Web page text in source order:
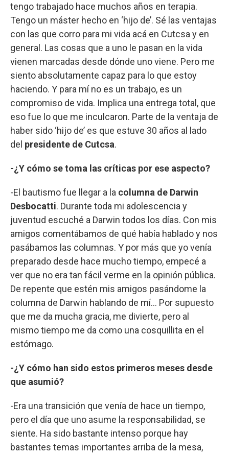
tengo trabajado hace muchos años en terapia.
Tengo un máster hecho en ‘hijo de’. Sé las ventajas
con las que corro para mi vida acá en Cutcsa y en
general. Las cosas que a uno le pasan en la vida
vienen marcadas desde dónde uno viene. Pero me
siento absolutamente capaz para lo que estoy
haciendo. Y para mí no es un trabajo, es un
compromiso de vida. Implica una entrega total, que
eso fue lo que me inculcaron. Parte de la ventaja de
haber sido ‘hijo de’ es que estuve 30 años al lado
del presidente de Cutcsa.
-¿Y cómo se toma las críticas por ese aspecto?
-El bautismo fue llegar a la columna de Darwin
Desbocatti. Durante toda mi adolescencia y
juventud escuché a Darwin todos los días. Con mis
amigos comentábamos de qué había hablado y nos
pasábamos las columnas. Y por más que yo venía
preparado desde hace mucho tiempo, empecé a
ver que no era tan fácil verme en la opinión pública.
De repente que estén mis amigos pasándome la
columna de Darwin hablando de mí… Por supuesto
que me da mucha gracia, me divierte, pero al
mismo tiempo me da como una cosquillita en el
estómago.
-¿Y cómo han sido estos primeros meses desde
que asumió?
-Era una transición que venía de hace un tiempo,
pero el día que uno asume la responsabilidad, se
siente. Ha sido bastante intenso porque hay
bastantes temas importantes arriba de la mesa,